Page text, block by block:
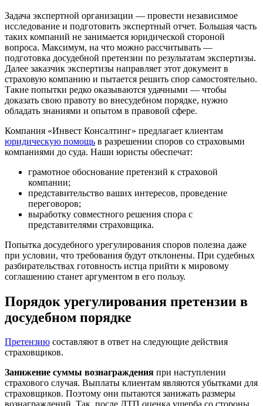
Задача экспертной организации — провести независимое
исследование и подготовить экспертный отчет. Большая часть
таких компаний не занимается юридической стороной
вопроса. Максимум, на что можно рассчитывать —
подготовка досудебной претензии по результатам экспертизы.
Далее заказчик экспертизы направляет этот документ в
страховую компанию и пытается решить спор самостоятельно.
Такие попытки редко оказываются удачными — чтобы
доказать свою правоту во внесудебном порядке, нужно
обладать знаниями и опытом в правовой сфере.
Компания «Инвест Консалтинг» предлагает клиентам
юридическую помощь в разрешении споров со страховыми
компаниями до суда. Наши юристы обеспечат:
грамотное обоснование претензий к страховой
компании;
представительство ваших интересов, проведение
переговоров;
выработку совместного решения спора с
представителями страховщика.
Попытка досудебного урегулирования споров полезна даже
при условии, что требования будут отклонены. При судебных
разбирательствах готовность истца прийти к мировому
соглашению станет аргументом в его пользу.
Порядок урегулирования претензии в
досудебном порядке
Претензию составляют в ответ на следующие действия
страховщиков.
Занижение суммы вознаграждения при наступлении
страхового случая. Выплаты клиентам являются убытками для
страховщиков. Поэтому они пытаются занижать размеры